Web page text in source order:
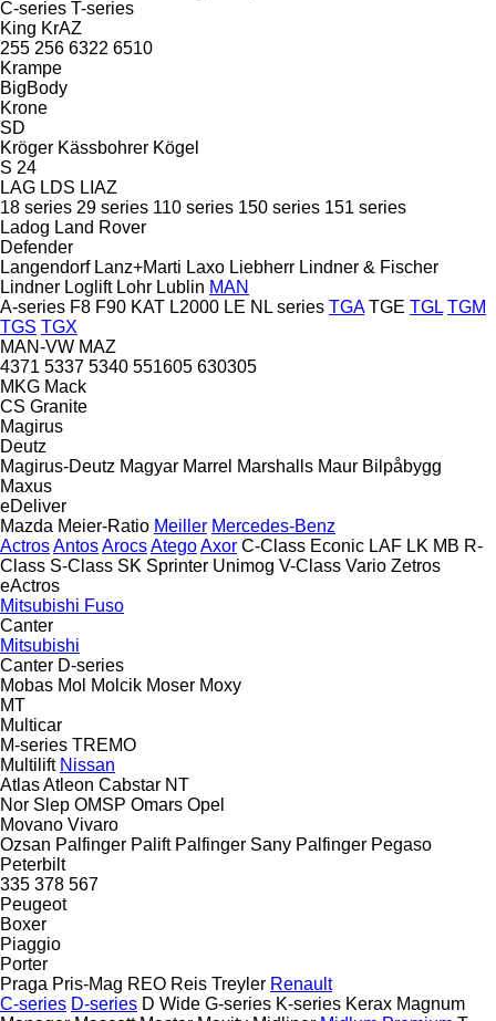
C-series T-series
King KrAZ
255 256 6322 6510
Krampe
BigBody
Krone
SD
Kröger Kässbohrer Kögel
S 24
LAG LDS LIAZ
18 series 29 series 110 series 150 series 151 series
Ladog Land Rover
Defender
Langendorf Lanz+Marti Laxo Liebherr Lindner & Fischer
Lindner Loglift Lohr Lublin MAN
A-series F8 F90 KAT L2000 LE NL series TGA TGE TGL TGM
TGS TGX
MAN-VW MAZ
4371 5337 5340 551605 630305
MKG Mack
CS Granite
Magirus
Deutz
Magirus-Deutz Magyar Marrel Marshalls Maur Bilpåbygg
Maxus
eDeliver
Mazda Meier-Ratio Meiller Mercedes-Benz
ActrosAntosArocsAtegoAxor C-Class Econic LAF LK MB R-
Class S-Class SK Sprinter Unimog V-Class Vario Zetros
eActros
Mitsubishi Fuso
Canter
Mitsubishi
Canter D-series
Mobas Mol Molcik Moser Moxy
MT
Multicar
M-series TREMO
Multilift Nissan
AtlasAtleon Cabstar NT
Nor Slep OMSP Omars Opel
Movano Vivaro
Ozsan Palfinger Palift Palfinger Sany Palfinger Pegaso
Peterbilt
335 378 567
Peugeot
Boxer
Piaggio
Porter
Praga Pris-Mag REO Reis Treyler Renault
C-series D-series D Wide G-series K-series Kerax Magnum